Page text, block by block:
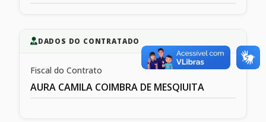
DADOS DO CONTRATADO
Fiscal do Contrato
AURA CAMILA COIMBRA DE MESQIUITA